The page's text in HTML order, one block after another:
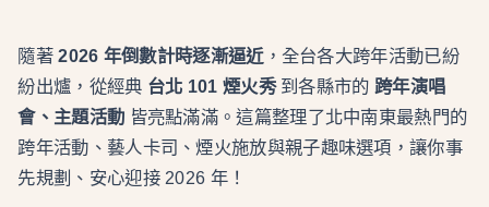
隨著2026 年倒數計時逐漸逼近，全台各大跨年活動已紛
紛出爐，從經典 台北 101 煙火秀到各縣市的 跨年演唱
會、主題活動 皆亮點滿滿。這篇整理了北中南東最熱門的
跨年活動、藝人卡司、煙火施放與親子趣味選項，讓你事
先規劃、安心迎接 2026 年！